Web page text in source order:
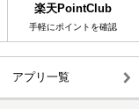
楽天PointClub
手軽にポイントを確認
アプリ一覧